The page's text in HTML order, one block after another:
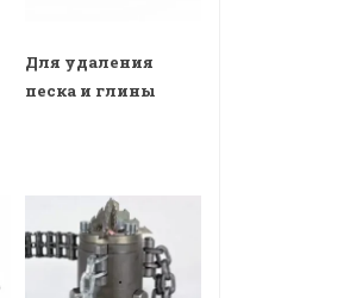
Для удаления
песка и глины